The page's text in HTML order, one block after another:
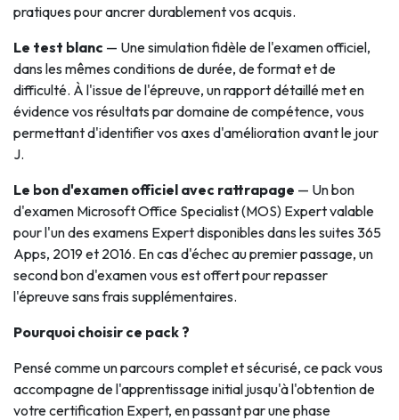
pratiques pour ancrer durablement vos acquis.
Le test blanc — Une simulation fidèle de l'examen officiel,
dans les mêmes conditions de durée, de format et de
difficulté. À l'issue de l'épreuve, un rapport détaillé met en
évidence vos résultats par domaine de compétence, vous
permettant d'identifier vos axes d'amélioration avant le jour
J.
Le bon d'examen officiel avec rattrapage — Un bon
d'examen Microsoft Office Specialist (MOS) Expert valable
pour l'un des examens Expert disponibles dans les suites 365
Apps, 2019 et 2016. En cas d'échec au premier passage, un
second bon d'examen vous est offert pour repasser
l'épreuve sans frais supplémentaires.
Pourquoi choisir ce pack ?
Pensé comme un parcours complet et sécurisé, ce pack vous
accompagne de l'apprentissage initial jusqu'à l'obtention de
votre certification Expert, en passant par une phase